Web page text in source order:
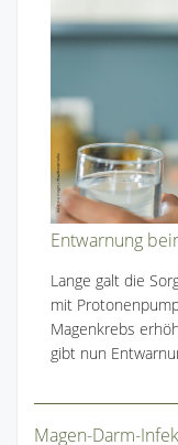
Entwarnung
Lange galt die
mit
Magenkrebs
gibt nun
Magen-Darm-